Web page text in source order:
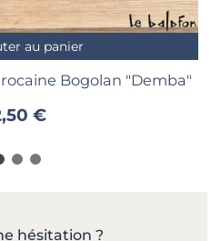
au panier
Bogolan "Demba"
€
hésitation ?